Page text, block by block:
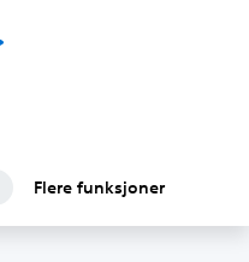
Flere funksjoner